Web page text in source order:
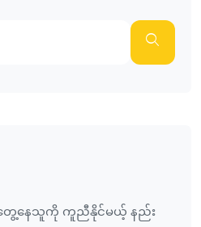
တွေ့နေသူကို ကူညီနိုင်မယ့် နည်း